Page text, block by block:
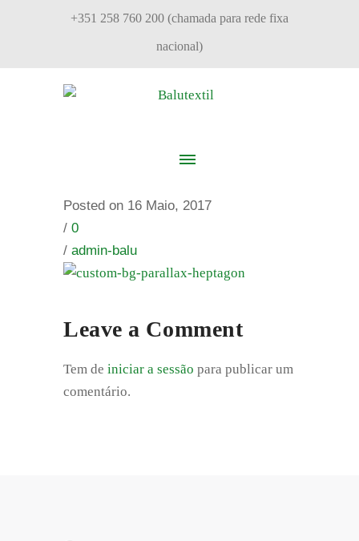
+351 258 760 200 (chamada para rede fixa
nacional)
Posted on 16 Maio, 2017
/ 0
/ admin-balu
Leave a Comment
Tem de iniciar a sessão para publicar um
comentário.